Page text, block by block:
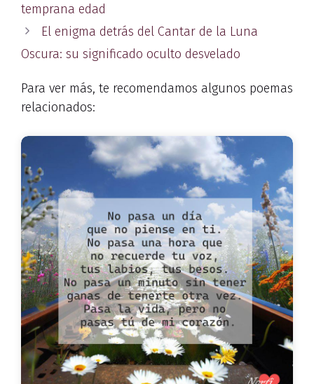
temprana edad
El enigma detrás del Cantar de la Luna
Oscura: su significado oculto desvelado
Para ver más, te recomendamos algunos poemas
relacionados: